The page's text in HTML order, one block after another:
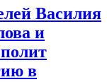
Василия
и
в